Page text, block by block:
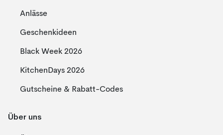
Anlässe
Geschenkideen
Black Week 2026
KitchenDays 2026
Gutscheine & Rabatt-Codes
Über uns